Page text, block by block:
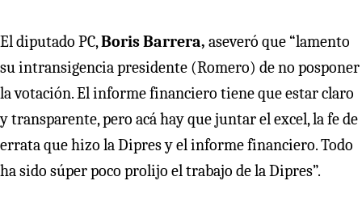
El diputado PC,Boris Barrera, aseveró que “lamento
su intransigencia presidente (Romero) de no posponer
la votación. El informe financiero tiene que estar claro
y transparente, pero acá hay que juntar el excel, la fe de
errata que hizo la Dipres y el informe financiero. Todo
ha sido súper poco prolijo el trabajo de la Dipres”.